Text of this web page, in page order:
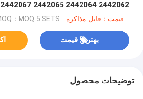
2442070 244242070 244242070
قیمت：قابل مذاکره ：MOQ 5 SETS
بهترین قیمت
توضیحات محصول